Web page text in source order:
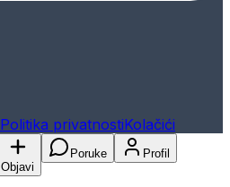
Politika privatnostiKolačići
Objavi
Poruke Profil